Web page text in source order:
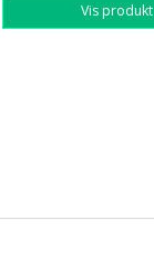
Vis produkt